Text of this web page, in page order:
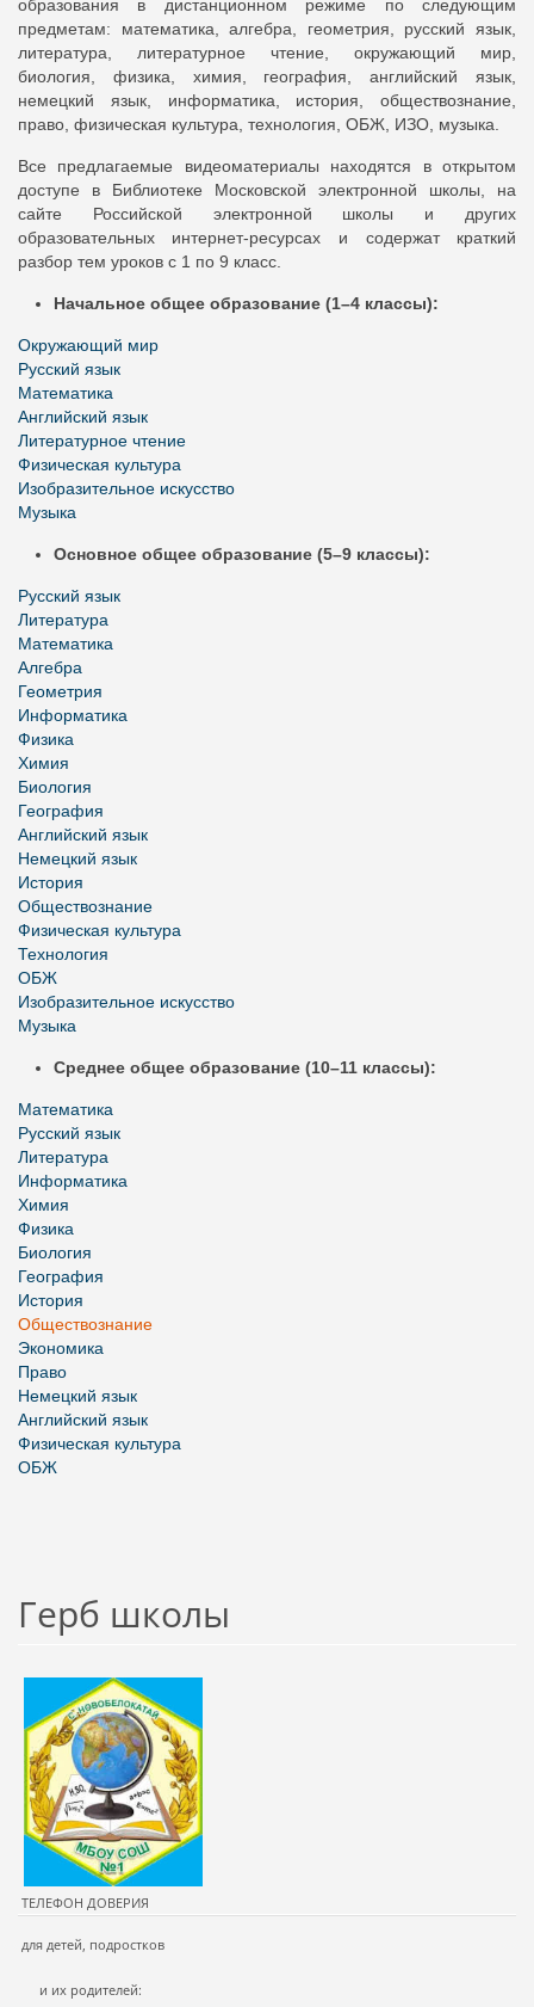
образования в дистанционном режиме по следующим
предметам: математика, алгебра, геометрия, русский язык,
литература, литературное чтение, окружающий мир,
биология, физика, химия, география, английский язык,
немецкий язык, информатика, история, обществознание,
право, физическая культура, технология, ОБЖ, ИЗО, музыка.
Все предлагаемые видеоматериалы находятся в открытом
доступе в Библиотеке Московской электронной школы, на
сайте Российской электронной школы и других
образовательных интернет-ресурсах и содержат краткий
разбор тем уроков с 1 по 9 класс.
Начальное общее образование (1–4 классы):
Окружающий мир
Русский язык
Математика
Английский язык
Литературное чтение
Физическая культура
Изобразительное искусство
Музыка
Основное общее образование (5–9 классы):
Русский язык
Литература
Математика
Алгебра
Геометрия
Информатика
Физика
Химия
Биология
География
Английский язык
Немецкий язык
История
Обществознание
Физическая культура
Технология
ОБЖ
Изобразительное искусство
Музыка
Среднее общее образование (10–11 классы):
Математика
Русский язык
Литература
Информатика
Химия
Физика
Биология
География
История
Обществознание
Экономика
Право
Немецкий язык
Английский язык
Физическая культура
ОБЖ
Герб школы
ТЕЛЕФОН ДОВЕРИЯ
для детей, подростков
и их родителей: